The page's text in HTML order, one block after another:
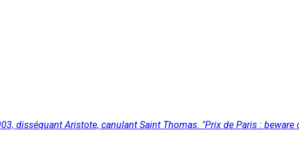
disséquant Aristote, canulant Saint Thomas. "Prix de Paris :